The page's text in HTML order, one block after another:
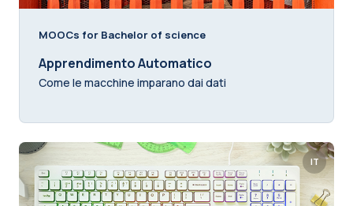
MOOCs for Bachelor of science
Apprendimento Automatico
Come le macchine imparano dai dati
IT